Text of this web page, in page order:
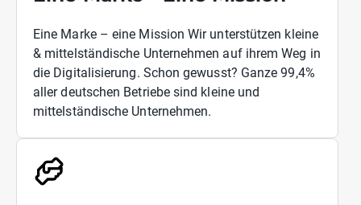
Eine Marke – eine Mission Wir unterstützen kleine
& mittelständische Unternehmen auf ihrem Weg in
die Digitalisierung. Schon gewusst? Ganze 99,4%
aller deutschen Betriebe sind kleine und
mittelständische Unternehmen.